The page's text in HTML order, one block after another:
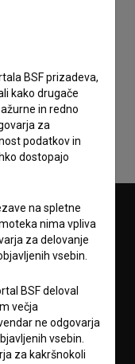
podatkov.
BSF prizadeva,
kako drugače
in redno
za
podatkov in
dostopajo
na spletne
nima vpliva
za delovanje
vsebin.
BSF deloval
večja
ne odgovarja
vsebin.
za kakršnokoli